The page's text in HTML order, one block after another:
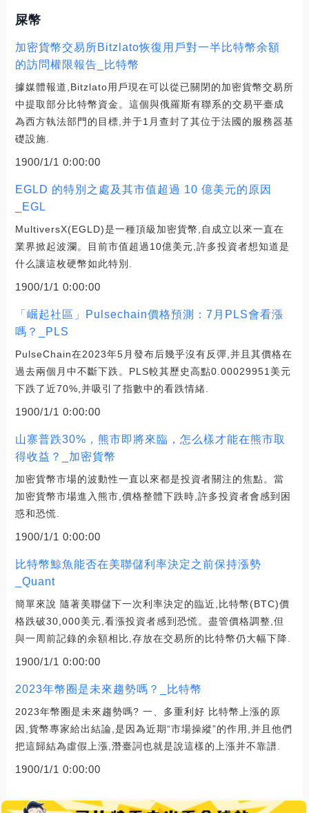
屎幣
加密貨幣交易所Bitzlato恢復用戶對一半比特幣余額
的訪問權限報告_比特幣
據媒體報道,Bitzlato用戶現在可以從已關閉的加密貨幣交易所
中提取部分比特幣資金。這個與俄羅斯有聯系的交易平臺成
為西方執法部門的目標,并于1月查封了其位于法國的服務器基
礎設施.
1900/1/1 0:00:00
EGLD 的特別之處及其市值超過 10 億美元的原因
_EGL
MultiversX(EGLD)是一種頂級加密貨幣,自成立以來一直在
業界掀起波瀾。目前市值超過10億美元,許多投資者想知道是
什么讓這枚硬幣如此特別.
1900/1/1 0:00:00
「崛起社區」Pulsechain價格預測：7月PLS會看漲
嗎？_PLS
PulseChain在2023年5月發布后幾乎沒有反彈,并且其價格在
過去兩個月中不斷下跌。PLS較其歷史高點0.00029951美元
下跌了近70%,并吸引了指數中的看跌情緒.
1900/1/1 0:00:00
山寨普跌30%，熊市即將來臨，怎么樣才能在熊市取
得收益？_加密貨幣
加密貨幣市場的波動性一直以來都是投資者關注的焦點。當
加密貨幣市場進入熊市,價格整體下跌時,許多投資者會感到困
惑和恐慌.
1900/1/1 0:00:00
比特幣鯨魚能否在美聯儲利率決定之前保持漲勢
_Quant
簡單來說 隨著美聯儲下一次利率決定的臨近,比特幣(BTC)價
格跌破30,000美元,看漲投資者感到恐慌。盡管價格調整,但
與一周前記錄的余額相比,存放在交易所的比特幣仍大幅下降.
1900/1/1 0:00:00
2023年幣圈是未來趨勢嗎？_比特幣
2023年幣圈是未來趨勢嗎? 一、多重利好 比特幣上漲的原
因,貨幣專家給出結論,是因為近期“市場操縱”的作用,并且他們
把這歸結為虛假上漲,潛臺詞也就是說這樣的上漲并不靠譜.
1900/1/1 0:00:00